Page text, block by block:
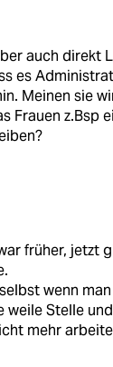
auch direkt
es
Meinen sie
Frauen z.Bsp
früher, jetzt
wenn
weile Stelle
mehr